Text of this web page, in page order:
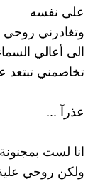
على نفسه
وتغادرني روحي
الى أعالي
تخاصمني
عذرآ ...
انا لست بمجنونة
ولكن روحي